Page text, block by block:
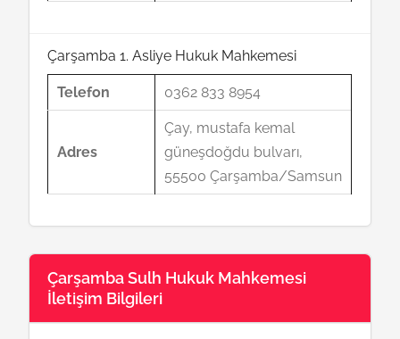
Çarşamba 1. Asliye Hukuk Mahkemesi
Telefon 0362 833 8954
Adres
Çay, mustafa kemal
güneşdoğdu bulvarı,
55500 Çarşamba/Samsun
Çarşamba Sulh Hukuk Mahkemesi
İletişim Bilgileri